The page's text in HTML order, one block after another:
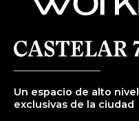
Un espacio de alto
exclusivas de la ciudad